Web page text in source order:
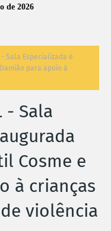
de 2026
- Sala Especializada é
para apoio à
- Sala
Cosme e
à crianças
violência